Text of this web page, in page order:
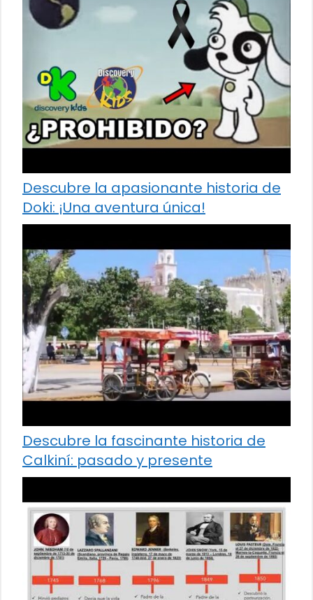
Descubre la apasionante historia de
Doki: ¡Una aventura única!
Descubre la fascinante historia de
Calkiní: pasado y presente